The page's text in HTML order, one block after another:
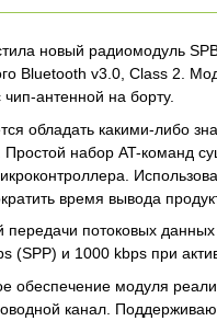
новый радиомодуль
Bluetooth v3.0, Class 2.
антенной на борту.
обладать какими-либо
Простой набор AT-команд
время вывода
передачи потоковых
(SPP) и 1000 kbps при
обеспечение модуля
канал.